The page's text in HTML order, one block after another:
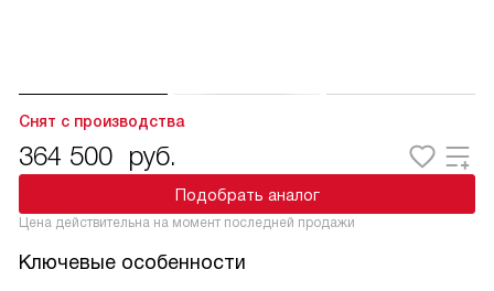
Снят с производства
364 500 руб.
Подобрать аналог
Цена действительна на момент последней продажи
Ключевые особенности